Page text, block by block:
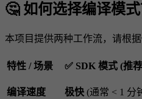
🤔 如何选择编译模式
本项目提供两种工作流，请根
特性 / 场景 ✅ SDK 模式 (推
编译速度 极快 (通常 < 1 分